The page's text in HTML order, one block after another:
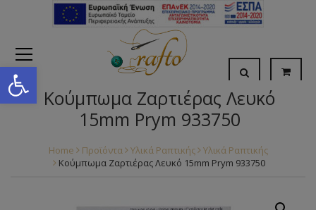
Open toolbar
Κούμπωμα Ζαρτιέρας Λευκό
15mm Prym 933750
Home Προϊόντα Υλικά Ραπτικής
Υλικά Ραπτικής
Κούμπωμα Ζαρτιέρας Λευκό 15mm Prym 933750